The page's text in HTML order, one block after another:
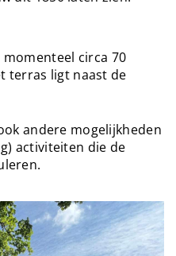
circa 70
terras ligt naast de
andere mogelijkheden
activiteiten die de